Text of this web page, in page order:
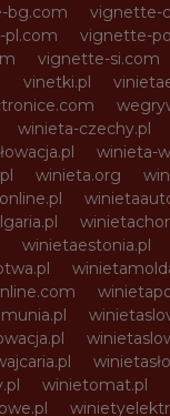
bg.com
vignette-
vignette-
vignette-si.com
vinetki.pl
winieta-czechy.pl
winieta-
winieta.org
winietaestonia.pl
winietomat.pl